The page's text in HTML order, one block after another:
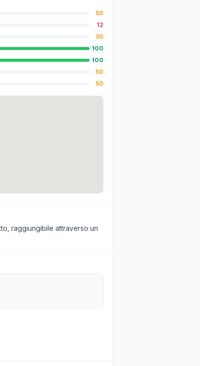
50
12
30
100
100
50
50
raggiungibile attraverso un